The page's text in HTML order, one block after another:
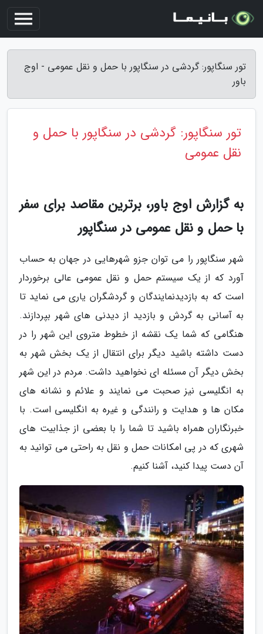
تور سنگاپور: گردشی در سنگاپور با حمل و نقل عمومی - اوج
باور
تور سنگاپور: گردشی در سنگاپور با حمل و
نقل عمومی
به گزارش اوج باور، برترین مقاصد برای سفر
با حمل و نقل عمومی در سنگاپور
شهر سنگاپور را می توان جزو شهرهایی در جهان به حساب
آورد که از یک سیستم حمل و نقل عمومی عالی برخوردار
است که به بازدیدنمایندگان و گردشگران یاری می نماید تا
به آسانی به گردش و بازدید از دیدنی های شهر بپردازند.
هنگامی که شما یک نقشه از خطوط متروی این شهر را در
دست داشته باشید دیگر برای انتقال از یک بخش شهر به
بخش دیگر آن مسئله ای نخواهید داشت. مردم در این شهر
به انگلیسی نیز صحبت می نمایند و علائم و نشانه های
مکان ها و هدایت و رانندگی و غیره به انگلیسی است. با
خبرنگاران همراه باشید تا شما را با بعضی از جذابیت های
شهری که در پی امکانات حمل و نقل به راحتی می توانید به
آن دست پیدا کنید، آشنا کنیم.